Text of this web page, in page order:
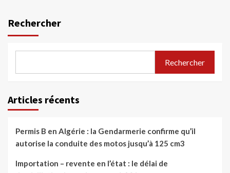
Rechercher
Rechercher
Articles récents
Permis B en Algérie : la Gendarmerie confirme qu’il
autorise la conduite des motos jusqu’à 125 cm3
Importation – revente en l’état : le délai de